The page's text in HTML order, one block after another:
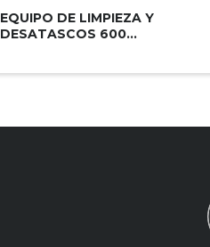
EQUIPO DE LIMPIEZA Y
DESATASCOS 600...